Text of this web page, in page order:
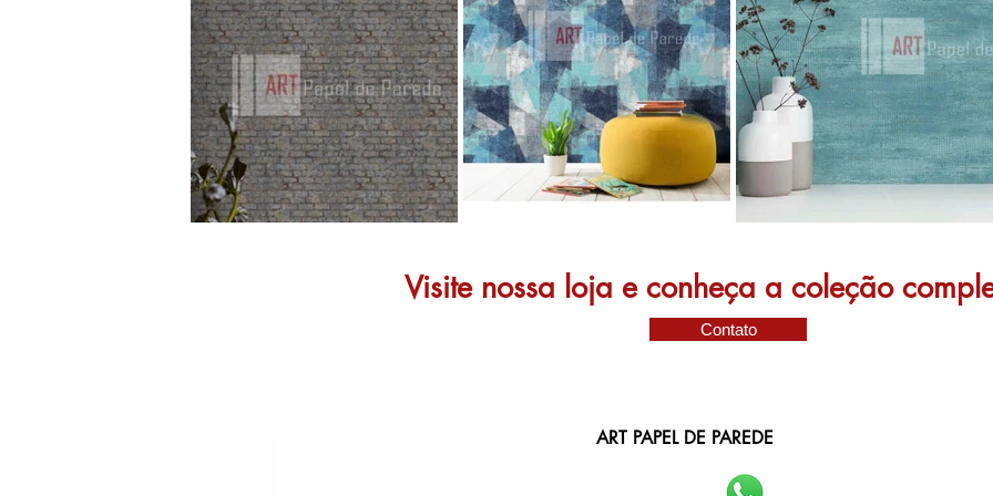
Visite nossa loja e conheça a coleção
Contato
ART PAPEL DE PAREDE